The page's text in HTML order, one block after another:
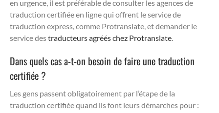
en urgence, il est préférable de consulter les agences de
traduction certifiée en ligne qui offrent le service de
traduction express, comme Protranslate, et demander le
service destraducteurs agréés chez Protranslate.
Dans quels cas a-t-on besoin de faire une traduction
certifiée ?
Les gens passent obligatoirement par l’étape de la
traduction certifiée quand ils font leurs démarches pour :